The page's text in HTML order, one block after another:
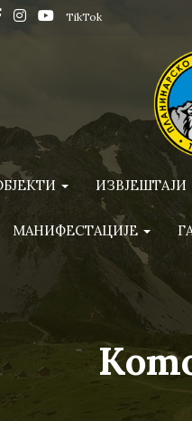
TikTok
ИЗВЈЕШТАЈИ
МАНИФЕСТАЦИЈЕ